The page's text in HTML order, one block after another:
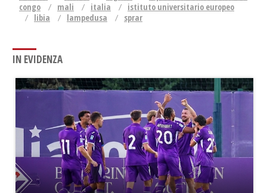
congo
mali italia
istituto universitario europeo
libia
lampedusa sprar
IN EVIDENZA